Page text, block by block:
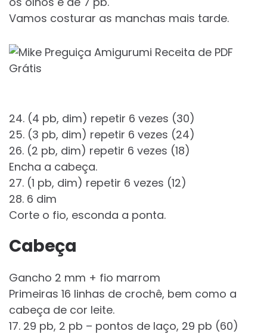
Vamos costurar as manchas mais tarde.
24. (4 pb, dim) repetir 6 vezes (30)
25. (3 pb, dim) repetir 6 vezes (24)
26. (2 pb, dim) repetir 6 vezes (18)
Encha a cabeça.
27. (1 pb, dim) repetir 6 vezes (12)
28. 6 dim
Corte o fio, esconda a ponta.
Cabeça
Gancho 2 mm + fio marrom
Primeiras 16 linhas de crochê, bem como a
cabeça de cor leite.
17. 29 pb, 2 pb – pontos de laço, 29 pb (60)